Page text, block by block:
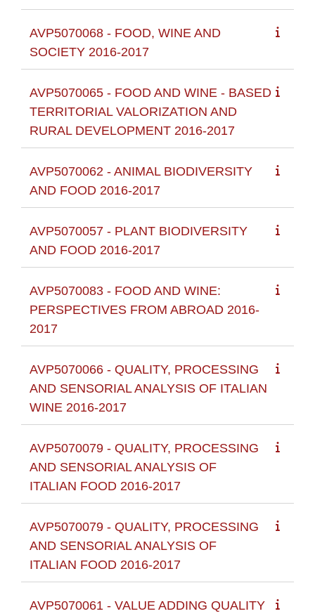
AVP5070068 - FOOD, WINE AND
SOCIETY 2016-2017
AVP5070065 - FOOD AND WINE - BASED
TERRITORIAL VALORIZATION AND
RURAL DEVELOPMENT 2016-2017
AVP5070062 - ANIMAL BIODIVERSITY
AND FOOD 2016-2017
AVP5070057 - PLANT BIODIVERSITY
AND FOOD 2016-2017
AVP5070083 - FOOD AND WINE:
PERSPECTIVES FROM ABROAD 2016-
2017
AVP5070066 - QUALITY, PROCESSING
AND SENSORIAL ANALYSIS OF ITALIAN
WINE 2016-2017
AVP5070079 - QUALITY, PROCESSING
AND SENSORIAL ANALYSIS OF
ITALIAN FOOD 2016-2017
AVP5070079 - QUALITY, PROCESSING
AND SENSORIAL ANALYSIS OF
ITALIAN FOOD 2016-2017
AVP5070061 - VALUE ADDING QUALITY